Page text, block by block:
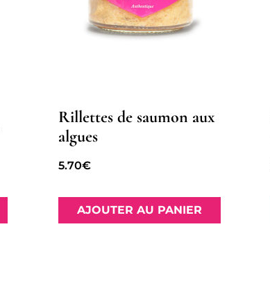
Rillettes de saumon aux
algues
5.70€
AJOUTER AU PANIER